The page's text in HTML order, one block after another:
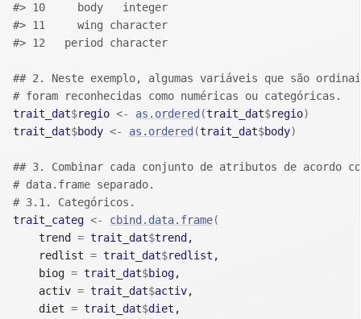
#> 10     body   integer
#> 11     wing character
#> 12   period character
## 2. Neste exemplo, algumas variáveis que são
# foram reconhecidas como numéricas ou categóricas.
trait_dat$regio <- as.ordered (trait_dat$regio)
trait_dat$body <- as.ordered (trait_dat$body)
## 3. Combinar cada conjunto de atributos de acordo
# data.frame separado.
# 3.1. Categóricos.
trait_categ <- cbind.data.frame(
    trend
= trait_dat$trend ,
    redlist
= trait_dat$redlist ,
    biog
= trait_dat$biog,
    activ
= trait_dat$activ,
    diet
= trait_dat$diet ,